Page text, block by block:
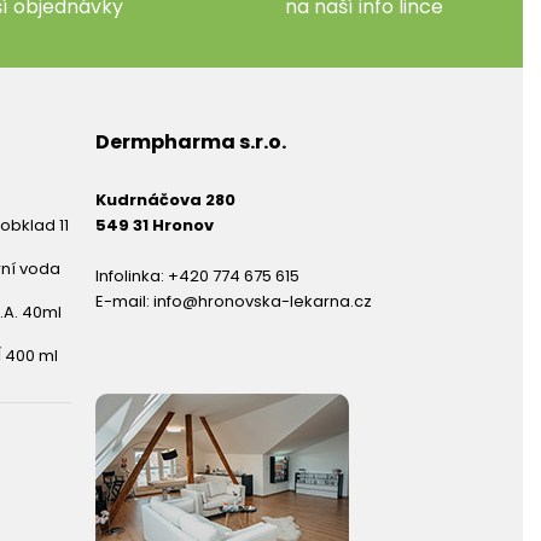
objednávky
na naší info lince
11
voda
40ml
400 ml
Dermpharma s.r.o.
Kudrnáčova 280
549 31 Hronov
Infolinka: +420 774 675 615
E-mail: info@hronovska-lekarna.cz